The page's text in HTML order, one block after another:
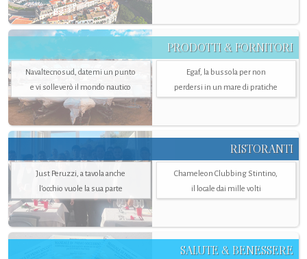
PRODOTTI & FORNITORI
Navaltecnosud, datemi un punto
e vi solleverò il mondo nautico
Egaf, la bussola per non
perdersi in un mare di pratiche
RISTORANTI
Just Peruzzi, a tavola anche
l’occhio vuole la sua parte
Chameleon Clubbing Stintino,
il locale dai mille volti
SALUTE & BENESSERE